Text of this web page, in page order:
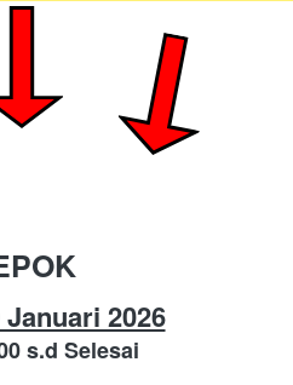
Januari 2026
s.d Selesai